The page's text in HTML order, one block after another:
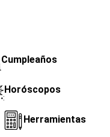
Cumpleaños
Horóscopos
Herramientas